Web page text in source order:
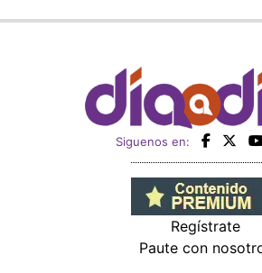
Siguenos en:
Regístrate
Paute con